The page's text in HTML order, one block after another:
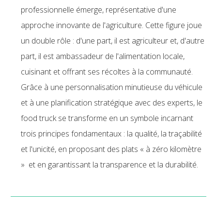
professionnelle émerge, représentative d'une
approche innovante de l'agriculture. Cette figure joue
un double rôle : d'une part, il est agriculteur et, d'autre
part, il est ambassadeur de l'alimentation locale,
cuisinant et offrant ses récoltes à la communauté.
Grâce à une personnalisation minutieuse du véhicule
et à une planification stratégique avec des experts, le
food truck se transforme en un symbole incarnant
trois principes fondamentaux : la qualité, la traçabilité
et l'unicité, en proposant des plats « à zéro kilomètre
» et en garantissant la transparence et la durabilité.